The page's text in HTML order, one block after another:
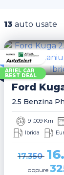
13 auto usate
ARIEL CAR
BEST DEAL
Ford
91.009 Km
Ibrida
17.350
oppure